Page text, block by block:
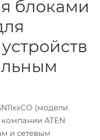
блоками
(модели
компании ATEN
и сетевым